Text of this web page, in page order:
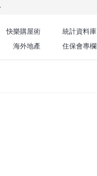
快樂購屋術
統計資料庫
海外地產 住保會專欄